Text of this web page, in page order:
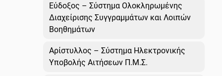
Εύδοξος – Σύστημα Ολοκληρωμένης
Διαχείρισης Συγγραμμάτων και Λοιπών
Βοηθημάτων
Αρίστυλλος – Σύστημα Ηλεκτρονικής
Υποβολής Αιτήσεων Π.Μ.Σ.